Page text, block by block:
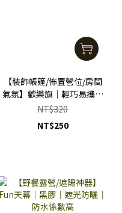
【裝飾帳篷/佈置營位/房間
氣氛】歡樂旗｜輕巧易攜又
防水｜配色時尚｜氛圍營造
NT$320
NT$250